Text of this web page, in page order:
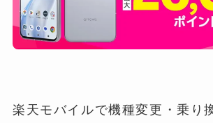
楽天モバイルで機種変更・乗り